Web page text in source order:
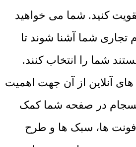
کنید. شما می خواهید
تجاری شما آشنا شوند تا
شما را انتخاب کنند.
آنلاین از آن جهت اهمیت
انسجام در صفحه شما کمک
فونت ها، سبک ها و طرح